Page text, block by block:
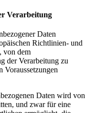
Verarbeitung
Daten
Richtlinien- und
von dem
der Verarbeitung zu
Voraussetzungen
Daten wird von
und zwar für eine